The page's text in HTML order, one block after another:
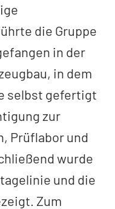
die Gruppe
in der
in dem
selbst gefertigt
zur
Prüflabor und
wurde
und die
Zum